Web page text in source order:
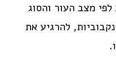
מצב העור והסוג
להרגיע את